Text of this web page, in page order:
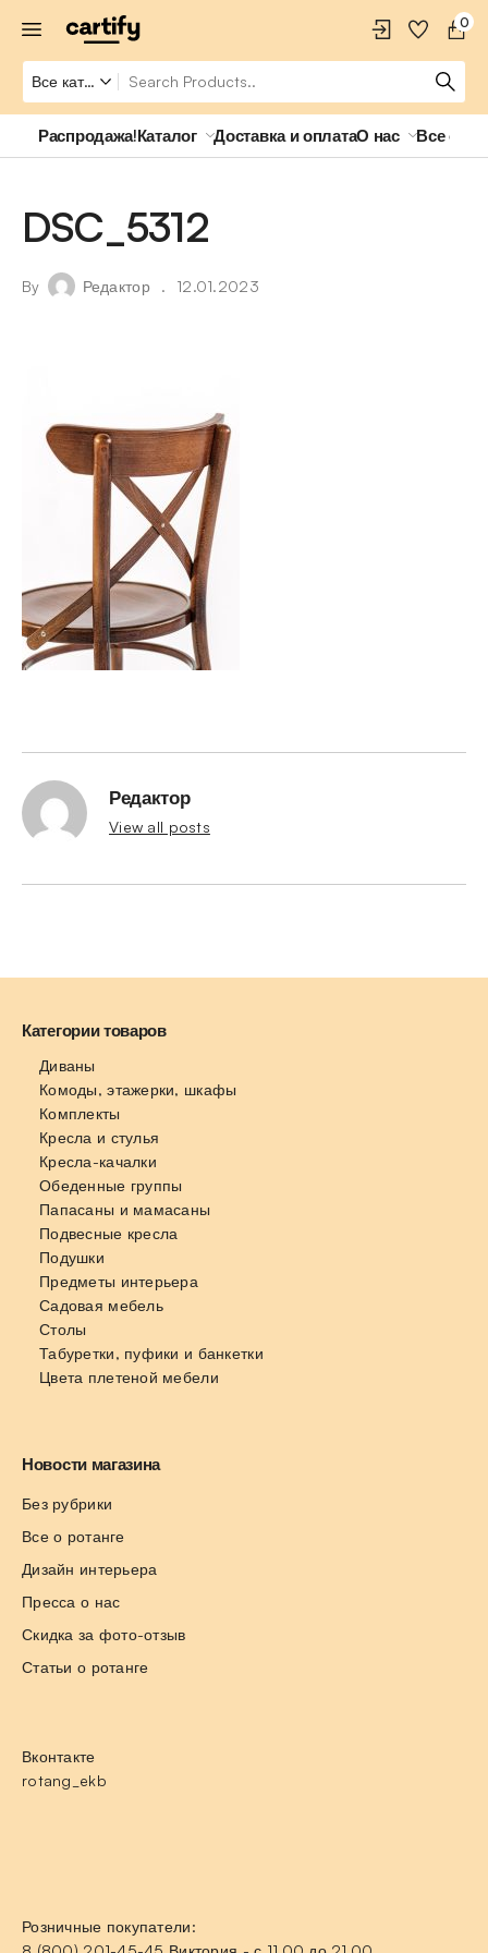
0
Распродажа!Каталог Доставка и оплатаО нас Все о
DSC_5312
By Редактор 12.01.2023
Редактор
View all posts
Категории товаров
Диваны
Комоды, этажерки, шкафы
Комплекты
Кресла и стулья
Кресла-качалки
Обеденные группы
Папасаны и мамасаны
Подвесные кресла
Подушки
Предметы интерьера
Садовая мебель
Столы
Табуретки, пуфики и банкетки
Цвета плетеной мебели
Новости магазина
Без рубрики
Все о ротанге
Дизайн интерьера
Пресса о нас
Скидка за фото-отзыв
Статьи о ротанге
Вконтакте
rotang_ekb
Розничные покупатели: